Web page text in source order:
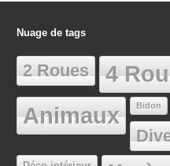
Nuage de tags
2 Roues 4
Animaux Bidon